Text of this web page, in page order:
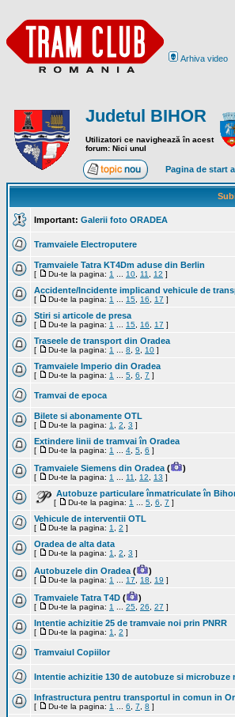
Arhiva video
Judetul BIHOR
Utilizatori ce navighează în acest
forum: Nici unul
Pagina de start
Important: Galerii foto ORADEA
Tramvaiele Electroputere
Tramvaiele Tatra KT4Dm aduse din Berlin
[ Du-te la pagina: 1 10 11 12 ]
Accidente/Incidente implicand vehicule de
[ Du-te la pagina: 1 15 16 17 ]
Stiri si articole de presa
[ Du-te la pagina: 1 15 16 17 ]
Traseele de transport din Oradea
[ Du-te la pagina: 1 8 9 10 ]
Tramvaiele Imperio din Oradea
[ Du-te la pagina: 1 5 6 7 ]
Tramvai de epoca
Bilete si abonamente OTL
[ Du-te la pagina: 1 2 3 ]
Extindere linii de tramvai în Oradea
[ Du-te la pagina: 1 4 5 6 ]
Tramvaiele Siemens din Oradea ( )
[ Du-te la pagina: 1 11 12 13 ]
Autobuze particulare înmatriculate în
[ Du-te la pagina: 1 5 6 7 ]
Vehicule de interventii OTL
[ Du-te la pagina: 1 2 ]
Oradea de alta data
[ Du-te la pagina: 1 2 3 ]
Autobuzele din Oradea ( )
[ Du-te la pagina: 1 17 18 19 ]
Tramvaiele Tatra T4D ( )
[ Du-te la pagina: 1 25 26 27 ]
Intentie achizitie 25 de tramvaie noi prin PNRR
[ Du-te la pagina: 1 2 ]
Tramvaiul Copiilor
Intentie achizitie 130 de autobuze si microbuze
Infrastructura pentru transportul in comun in
[ Du-te la pagina: 1 6 7 8 ]